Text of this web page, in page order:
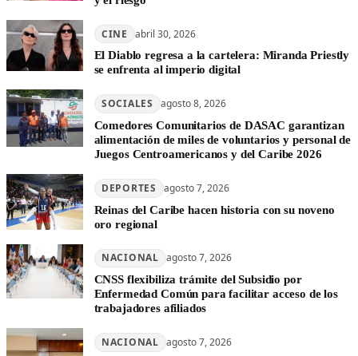
CINE abril 30, 2026
El Diablo regresa a la cartelera: Miranda Priestly
se enfrenta al imperio digital
SOCIALES agosto 8, 2026
Comedores Comunitarios de DASAC garantizan
alimentación de miles de voluntarios y personal de
Juegos Centroamericanos y del Caribe 2026
DEPORTES agosto 7, 2026
Reinas del Caribe hacen historia con su noveno
oro regional
NACIONAL agosto 7, 2026
CNSS flexibiliza trámite del Subsidio por
Enfermedad Común para facilitar acceso de los
trabajadores afiliados
NACIONAL agosto 7, 2026